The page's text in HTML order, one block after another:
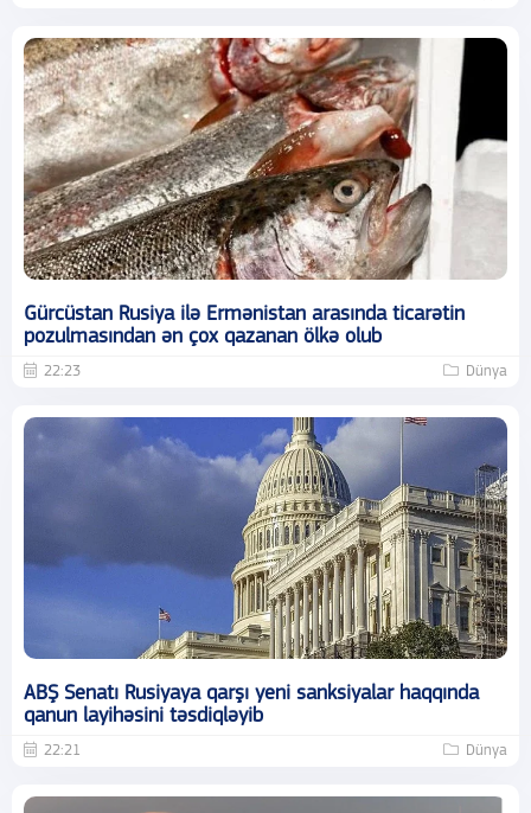
Gürcüstan Rusiya ilə Ermənistan arasında ticarətin
pozulmasından ən çox qazanan ölkə olub
22:23 Dünya
ABŞ Senatı Rusiyaya qarşı yeni sanksiyalar haqqında
qanun layihəsini təsdiqləyib
22:21 Dünya